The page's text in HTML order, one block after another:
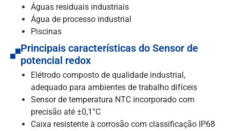
Águas residuais industriais
Água de processo industrial
Piscinas
Principais características do Sensor de
potencial redox
Elétrodo composto de qualidade industrial,
adequado para ambientes de trabalho difíceis
Sensor de temperatura NTC incorporado com
precisão até ±0,1°C
Caixa resistente à corrosão com classificação IP68